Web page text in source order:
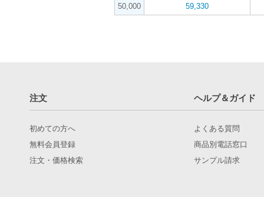
50,000
59,330
注文 ヘルプ＆ガイド
初めての方へ
無料会員登録
注文・価格検索
よくある質問
商品別電話窓口
サンプル請求